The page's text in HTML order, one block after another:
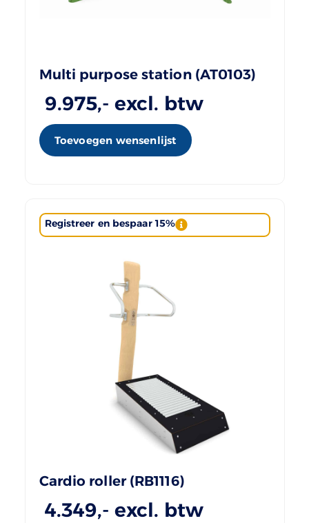
Multi purpose station (AT0103)
9.975,- excl. btw
Toevoegen wensenlijst
Registreer en bespaar 15%
Cardio roller (RB1116)
4.349,- excl. btw